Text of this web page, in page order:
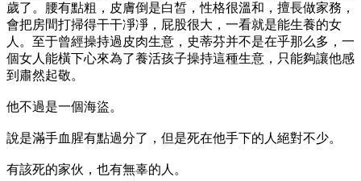
歲了。腰有點粗，皮膚倒是白皙，性格很溫和，擅長做家務，
會把房間打掃得干干凈凈，屁股很大，一看就是能生養的女
人。至于曾經操持過皮肉生意，史蒂芬并不是在乎那么多，一
個女人能橫下心來為了養活孩子操持這種生意，只能夠讓他感
到肅然起敬。
他不過是一個海盜。
說是滿手血腥有點過分了，但是死在他手下的人絕對不少。
有該死的家伙，也有無辜的人。